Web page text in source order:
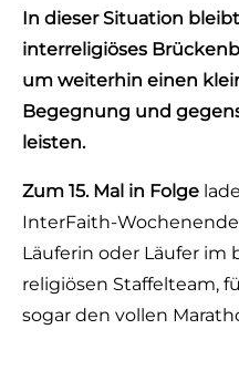
In dieser Situation
interreligiöses
um weiterhin einen
Begegnung und
leisten.
Zum 15. Mal in Folge
InterFaith-
Läuferin oder Läufer
religiösen Staffelteam,
sogar den vollen